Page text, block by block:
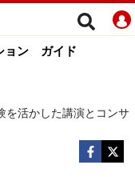
ョン ガイド
を活かした講演とコンサ